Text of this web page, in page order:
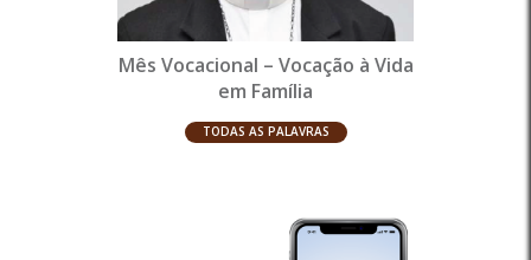
Mês Vocacional – Vocação à Vida
em Família
TODAS AS PALAVRAS